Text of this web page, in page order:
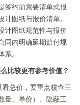
签约前索要清单式报
图纸与报价清单。
计图纸规范性与报价
同内明确延期赔付规
。
比较更有参考价值？
总价，要重点核查三
量、单价）、隐蔽工